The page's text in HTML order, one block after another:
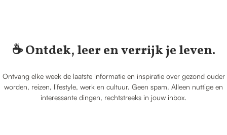
☕️ Ontdek, leer en verrijk je leven.
Ontvang elke week de laatste informatie en inspiratie over gezond ouder
worden, reizen, lifestyle, werk en cultuur. Geen spam. Alleen nuttige en
interessante dingen, rechtstreeks in jouw inbox.